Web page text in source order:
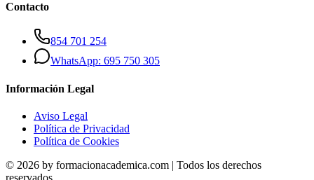
Contacto
854 701 254
WhatsApp: 695 750 305
Información Legal
Aviso Legal
Política de Privacidad
Política de Cookies
© 2026 by formacionacademica.com | Todos los derechos
reservados.